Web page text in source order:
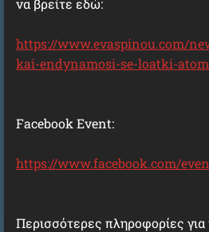
να βρείτε εδώ:
https://www.evaspinou.com/
kai-endynamosi-se-loatki-
Facebook Event:
https://www.facebook.com/
Περισσότερες πληροφορίες